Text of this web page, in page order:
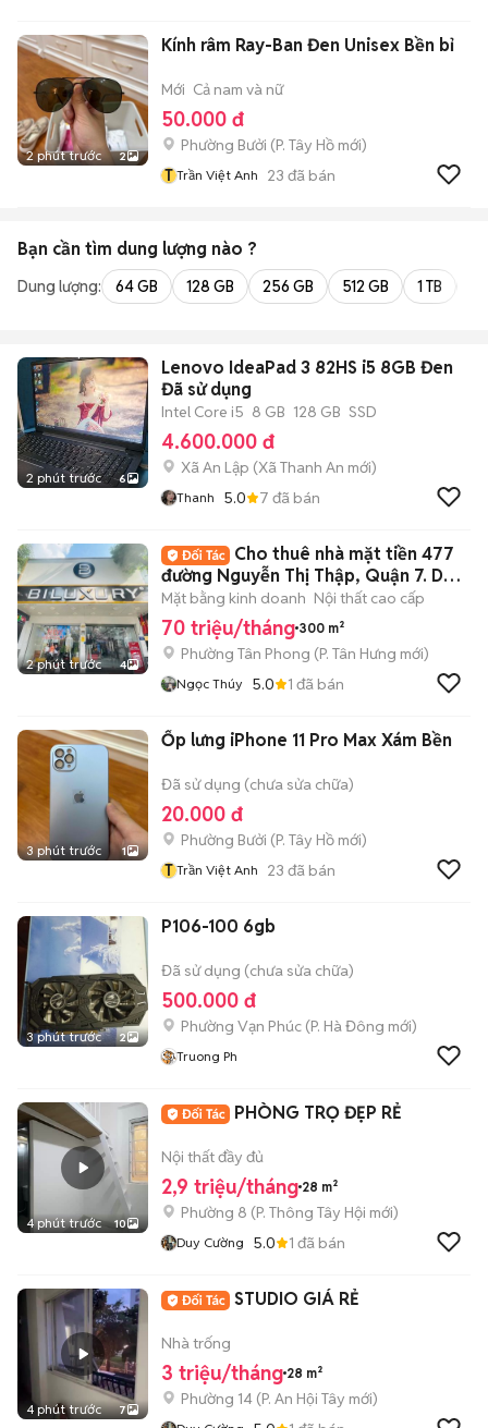
2 phút trước 2
Kính râm Ray-Ban Đen Unisex Bền bỉ
Mới Cả nam và nữ
50.000 đ
Phường Bưởi (P. Tây Hồ mới)
T Trần Việt Anh 23 đã bán
Bạn cần tìm dung lượng nào ?
Dung lượng: 64 GB 128 GB 256 GB 512 GB 1 TB
2 phút trước 6
Lenovo IdeaPad 3 82HS i5 8GB Đen
Đã sử dụng
Intel Core i5 8 GB 128 GB SSD
4.600.000 đ
Xã An Lập (Xã Thanh An mới)
Thanh 5.0 7 đã bán
2 phút trước 4
Cho thuê nhà mặt tiền 477
đường Nguyễn Thị Thập, Quận 7. DT:
10x30m
Mặt bằng kinh doanh Nội thất cao cấp
70 triệu/tháng 300 m²
Phường Tân Phong (P. Tân Hưng mới)
Ngọc Thúy 5.0 1 đã bán
3 phút trước 1
Ốp lưng iPhone 11 Pro Max Xám Bền
Đã sử dụng (chưa sửa chữa)
20.000 đ
Phường Bưởi (P. Tây Hồ mới)
T Trần Việt Anh 23 đã bán
3 phút trước 2
P106-100 6gb
Đã sử dụng (chưa sửa chữa)
500.000 đ
Phường Vạn Phúc (P. Hà Đông mới)
Truong Ph
4 phút trước 10
PHÒNG TRỌ ĐẸP RẺ
Nội thất đầy đủ
2,9 triệu/tháng 28 m²
Phường 8 (P. Thông Tây Hội mới)
Duy Cường 5.0 1 đã bán
4 phút trước 7
STUDIO GIÁ RẺ
Nhà trống
3 triệu/tháng 28 m²
Phường 14 (P. An Hội Tây mới)